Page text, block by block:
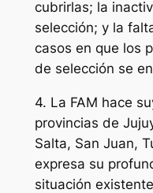
cubrirlas; la
selección; y la
casos en que los
de selección se
4. La FAM hace
provincias de
Salta, San Juan,
expresa su
situación